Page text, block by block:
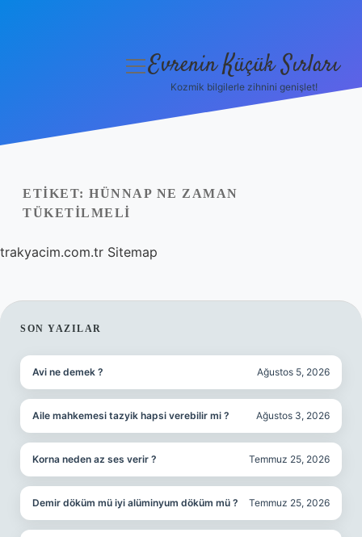
Yasal Uyarı
menüyü
Evrenin Küçük Sırları
Kozmik bilgilerle zihnini genişlet!
ETIKET: HÜNNAP NE ZAMAN
TÜKETILMELI
trakyacim.com.tr Sitemap
SIDEBAR
SON YAZILAR
Avi ne demek ? Ağustos 5, 2026
Aile mahkemesi tazyik hapsi verebilir mi ? Ağustos 3, 2026
Korna neden az ses verir ? Temmuz 25, 2026
Demir döküm mü iyi alüminyum döküm mü ? Temmuz 25, 2026